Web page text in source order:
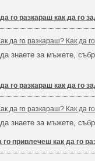
го разкараш как да го
да го разкараш? Как да
знаете за мъжете,
го разкараш как да го
да го разкараш? Как да
знаете за мъжете,
го привлечеш как да го